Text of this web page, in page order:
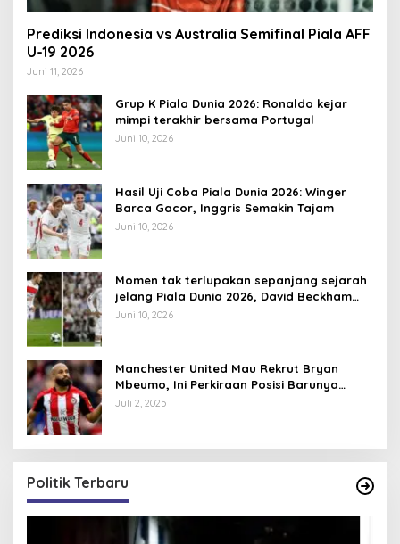
Prediksi Indonesia vs Australia Semifinal Piala AFF
U-19 2026
Juni 11, 2026
Grup K Piala Dunia 2026: Ronaldo kejar
mimpi terakhir bersama Portugal
Juni 10, 2026
Hasil Uji Coba Piala Dunia 2026: Winger
Barca Gacor, Inggris Semakin Tajam
Juni 10, 2026
Momen tak terlupakan sepanjang sejarah
jelang Piala Dunia 2026, David Beckham
pernah dapat kartu merah
Juni 10, 2026
Manchester United Mau Rekrut Bryan
Mbeumo, Ini Perkiraan Posisi Barunya
dalam Skema Ruben Amorim
Juli 2, 2025
Politik Terbaru